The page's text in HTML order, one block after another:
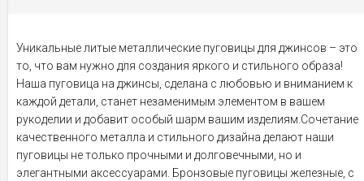
Уникальные литые металлические пуговицы для джинсов – это
то, что вам нужно для создания яркого и стильного образа!
Наша пуговица на джинсы, сделана с любовью и вниманием к
каждой детали, станет незаменимым элементом в вашем
рукоделии и добавит особый шарм вашим изделиям.Сочетание
качественного металла и стильного дизайна делают наши
пуговицы не только прочными и долговечными, но и
элегантными аксессуарами. Бронзовые пуговицы железные, с